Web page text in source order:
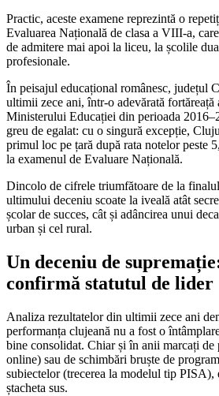
Practic, aceste examene reprezintă o
Evaluarea Națională de clasa a VIII-a,
de admitere mai apoi la liceu, la școlile
profesionale.
În peisajul educațional românesc, județul
ultimii zece ani, într-o adevărată
Ministerului Educației din perioada
greu de egalat: cu o singură excepție,
primul loc pe țară după rata notelor peste
la examenul de Evaluare Națională.
Dincolo de cifrele triumfătoare de la
ultimului deceniu scoate la iveală atât
școlar de succes, cât și adâncirea unui
urban și cel rural.
Un deceniu de
confirmă statutul de lider
Analiza rezultatelor din ultimii zece ani
performanța clujeană nu a fost o
bine consolidat. Chiar și în anii marcați de
online) sau de schimbări bruște de
subiectelor (trecerea la modelul tip
ștacheta sus.